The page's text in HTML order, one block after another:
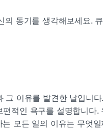
의 동기를 생각해보세요.
그 이유를 발견한 날입니
적인 욕구를 설명합니다.
모든 일의 이유는 무엇